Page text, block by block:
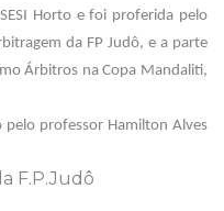
Horto e foi proferida pelo
da FP Judô, e a parte
Árbitros na Copa Mandaliti,
pelo professor Hamilton Alves
F.P.Judô